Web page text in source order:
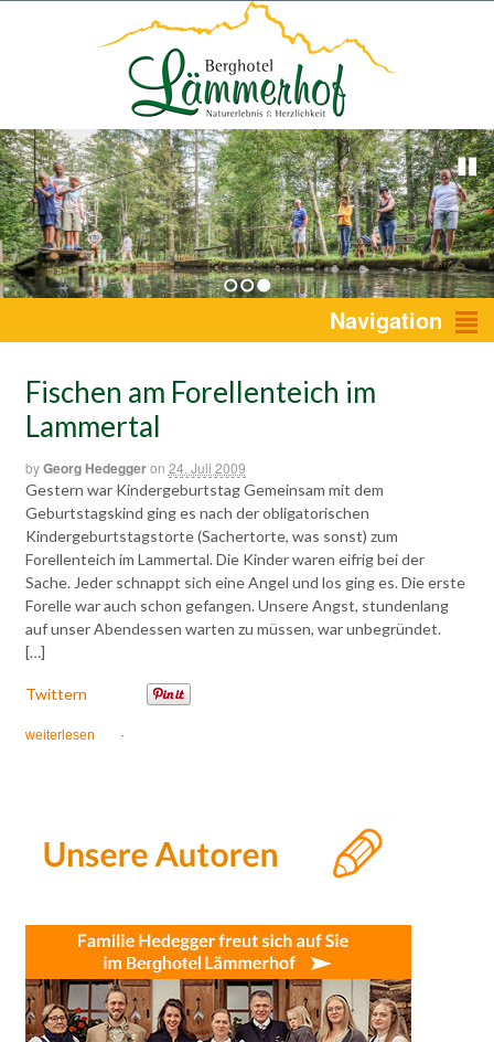
1 2 3 Navigation
Fischen am Forellenteich im
Lammertal
byGeorg Hedeggeron 24. Juli 2009
Gestern war Kindergeburtstag Gemeinsam mit dem
Geburtstagskind ging es nach der obligatorischen
Kindergeburtstagstorte (Sachertorte, was sonst) zum
Forellenteich im Lammertal. Die Kinder waren eifrig bei der
Sache. Jeder schnappt sich eine Angel und los ging es. Die erste
Forelle war auch schon gefangen. Unsere Angst, stundenlang
auf unser Abendessen warten zu müssen, war unbegründet.
[…]
Twittern
weiterlesen ·